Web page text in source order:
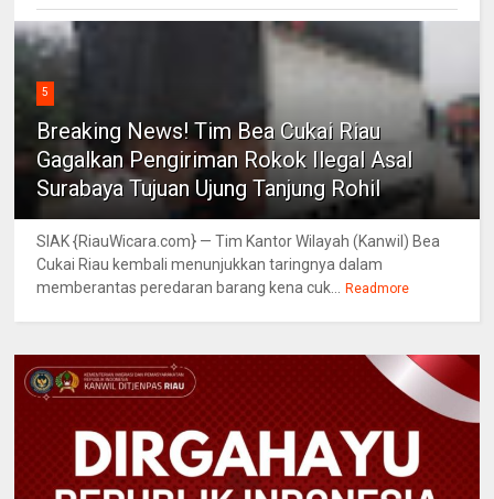
5
Breaking News! Tim Bea Cukai Riau
Gagalkan Pengiriman Rokok Ilegal Asal
Surabaya Tujuan Ujung Tanjung Rohil
SIAK {RiauWicara.com} — Tim Kantor Wilayah (Kanwil) Bea
Cukai Riau kembali menunjukkan taringnya dalam
memberantas peredaran barang kena cuk... Readmore